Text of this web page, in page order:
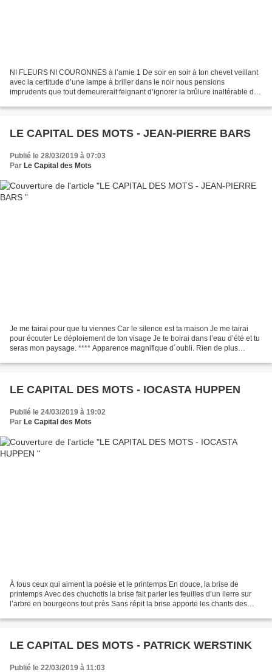
NI FLEURS NI COURONNES à l’amie 1 De soir en soir à ton chevet veillant
avec la certitude d’une lampe à briller dans le noir nous pensions
imprudents que tout demeurerait feignant d’ignorer la brûlure inaltérable de
LE CAPITAL DES MOTS - JEAN-PIERRE BARS
Publié le 28/03/2019 à 07:03
Par Le Capital des Mots
Je me tairai pour que tu viennes Car le silence est ta maison Je me tairai
pour écouter Le déploiement de ton visage Je te boirai dans l’eau d’été et tu
seras mon paysage. **** Apparence magnifique d´oubli. Rien de plus
LE CAPITAL DES MOTS - IOCASTA HUPPEN
Publié le 24/03/2019 à 19:02
Par Le Capital des Mots
À tous ceux qui aiment la poésie et le printemps En douce, la brise de
printemps Avec des chuchotis la brise fait parler les feuilles d’un lierre sur
l’arbre en bourgeons tout près Sans répit la brise apporte les chants des
LE CAPITAL DES MOTS - PATRICK WERSTINK
Publié le 22/03/2019 à 11:03